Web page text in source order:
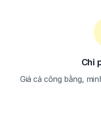
Chi
Giá cả công bằng,